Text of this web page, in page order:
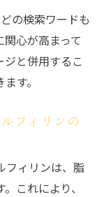
の検索ワードも
心が高まって
ジと併用するこ
す。
フィリンの
フィリンは、脂
これにより、